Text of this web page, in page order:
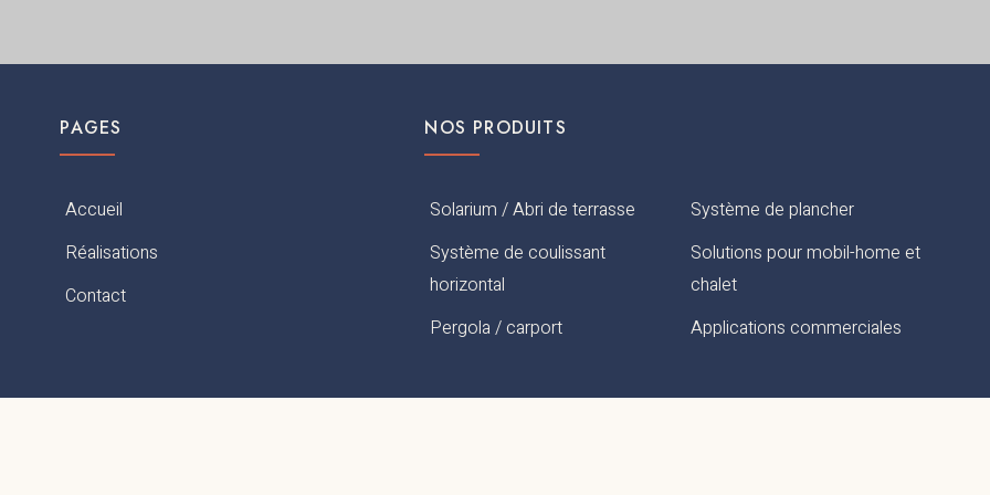
PAGES
Accueil
Réalisations
Contact
NOS PRODUITS
Solarium / Abri de terrasse
Système de coulissant
horizontal
Pergola / carport
Système de plancher
Solutions pour mobil-home et
chalet
Applications commerciales